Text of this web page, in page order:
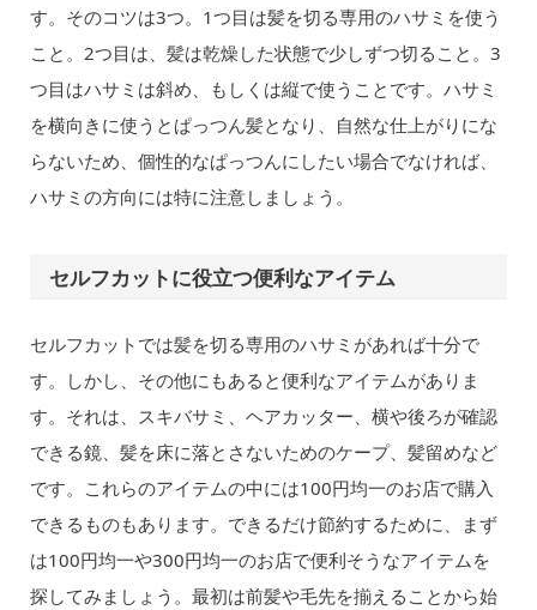
す。そのコツは3つ。1つ目は髪を切る専用のハサミを使う
こと。2つ目は、髪は乾燥した状態で少しずつ切ること。3
つ目はハサミは斜め、もしくは縦で使うことです。ハサミ
を横向きに使うとぱっつん髪となり、自然な仕上がりにな
らないため、個性的なぱっつんにしたい場合でなければ、
ハサミの方向には特に注意しましょう。
セルフカットに役立つ便利なアイテム
セルフカットでは髪を切る専用のハサミがあれば十分で
す。しかし、その他にもあると便利なアイテムがありま
す。それは、スキバサミ、ヘアカッター、横や後ろが確認
できる鏡、髪を床に落とさないためのケープ、髪留めなど
です。これらのアイテムの中には100円均一のお店で購入
できるものもあります。できるだけ節約するために、まず
は100円均一や300円均一のお店で便利そうなアイテムを
探してみましょう。最初は前髪や毛先を揃えることから始